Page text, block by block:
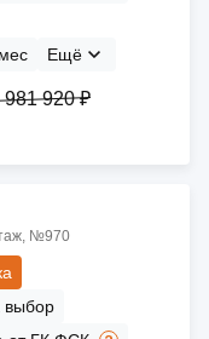
Ещё
981 920 ₽
№970
выбор